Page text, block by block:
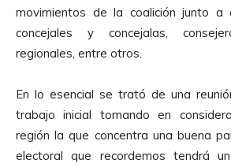
movimientos de la coalición junto a
concejales y concejalas,
regionales, entre otros.
En lo esencial se trató de una
trabajo inicial tomando en
región la que concentra una buena
electoral que recordemos tendrá